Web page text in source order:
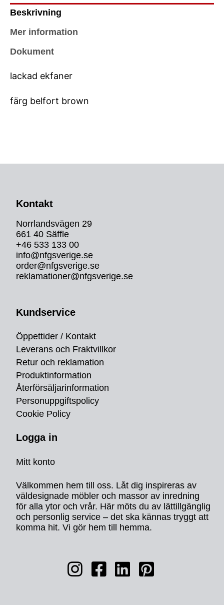
Beskrivning
Mer information
Dokument
lackad ekfaner
färg belfort brown
Kontakt
Norrlandsvägen 29
661 40 Säffle
+46 533 133 00
info@nfgsverige.se
order@nfgsverige.se
reklamationer@nfgsverige.se
Kundservice
Öppettider / Kontakt
Leverans och Fraktvillkor
Retur och reklamation
Produktinformation
Återförsäljarinformation
Personuppgiftspolicy
Cookie Policy
Logga in
Mitt konto
Välkommen hem till oss. Låt dig inspireras av
väldesignade möbler och massor av inredning
för alla ytor och vrår. Här möts du av lättillgänglig
och personlig service – det ska kännas tryggt att
komma hit. Vi gör hem till hemma.